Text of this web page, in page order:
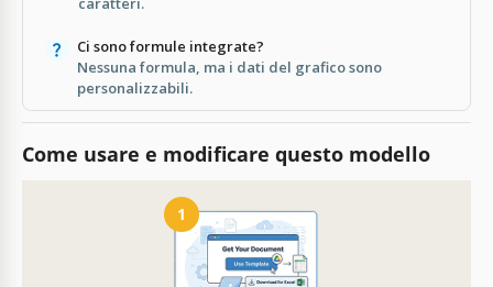
Ci sono formule integrate?
Nessuna formula, ma i dati del grafico sono
personalizzabili.
Come usare e modificare questo modello
1